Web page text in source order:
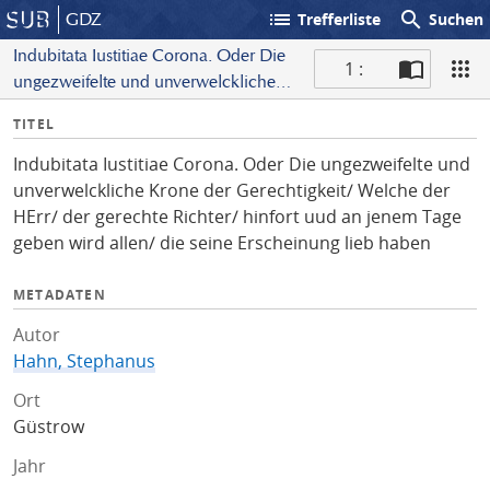
GDZ list Trefferliste search Suchen
Indubitata Iustitiae Corona. Oder Die
ungezweifelte und unverwelckliche
HErr/ der gerechte Richter/ hinfort uud
an jenem Tage geben wird allen/ die
seine Erscheinung lieb haben
1 :
I
f
o
TITEL
Indubitata Iustitiae Corona. Oder Die ungezweifelte und
unverwelckliche Krone der Gerechtigkeit/ Welche der
HErr/ der gerechte Richter/ hinfort uud an jenem Tage
geben wird allen/ die seine Erscheinung lieb haben
METADATEN
Autor
Hahn, Stephanus
Ort
Güstrow
Jahr